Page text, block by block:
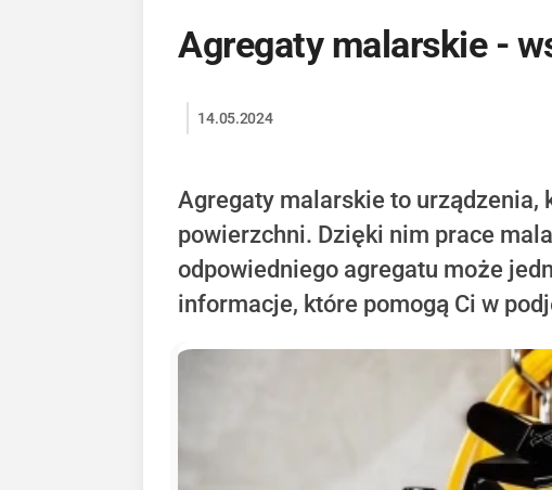
Agregaty malarskie -
14.05.2024
Agregaty malarskie to urządzenia,
powierzchni. Dzięki nim prace
odpowiedniego agregatu może
informacje, które pomogą Ci w